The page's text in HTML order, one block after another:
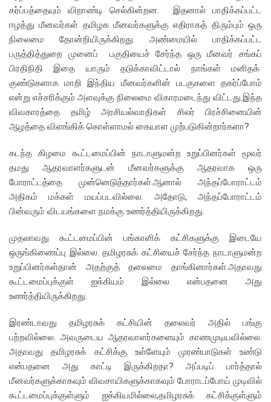
கர்ப்பத்தையும் விறாண்டி செல்கின்றன. இதனால் பாதிக்கப்பட்ட
ஈழத்து மீனவர்கள் தமிழக மீனவர்களுக்கு எதிராகத் திரும்பும் ஒரு
நிலைமை தோன்றியிருக்கிறது. அண்மையில் பாதிக்கப்பட்ட
பருத்தித்துறை முனைப் பகுதியைச் சேர்ந்த ஒரு மீனவர் சங்கப்
பிரதிநிதி இதை யாரும் தடுக்காவிட்டால் நாங்கள் மனிதக்
குண்டுகளாக மாறி இந்திய மீனவர்களின் படகுகளை தகர்ப்போம்
என்று எச்சரிக்கும் அளவுக்கு நிலைமை விகாரமடைந்து விட்டது.இந்த
விவகாரத்தை தமிழ் அரசியல்வாதிகள் சிலர் பிரச்சினையின்
ஆழத்தை விளங்கிக் கொள்ளாமல் கையாள முற்படுகின்றார்களா?
கடந்த கிழமை கூட்டமைப்பின் நாடாளுமன்ற உறுப்பினர்கள் மூவர்
தமது ஆதரவாளர்களுடன் மீனவர்களுக்கு ஆதரவாக ஒரு
போராட்டத்தை முன்னெடுத்தார்கள்.ஆனால் அந்தப்போராட்டம்
அதிகம் மக்கள் மயப்படவில்லை. அதோடு, அந்தப்போராட்டம்
பின்வரும் விடயங்களை நமக்கு உணர்த்தியிருக்கிறது.
முதலாவது கூட்டமைப்பின் பங்காளிக் கட்சிகளுக்கு இடையே
ஒருங்கிணைப்பு இல்லை. தமிழரசுக் கட்சியைச் சேர்ந்த நாடாளுமன்ற
உறுப்பினர்கள்தான் அதற்குத் தலைமை தாங்கினார்கள்.அதாவது
கூட்டமைப்புக்குள் ஐக்கியம் இல்லை என்பதனை அது
உணர்த்தியிருக்கிறது.
இரண்டாவது தமிழரசுக் கட்சியின் தலைவர் அதில் பங்கு
பற்றவில்லை. அவருடைய ஆதரவாளர்களையும் காணமுடியவில்லை.
அதாவது தமிழரசுக் கட்சிக்கு உள்ளேயும் முரண்பாடுகள் உண்டு
என்பதனை அது காட்டி இருக்கிறதா? அப்படிப் பார்த்தால்
மீனவர்களுக்காகவும் விவசாயிகளுக்காகவும் போராடப்போய் முடிவில்
கூட்டமைப்புக்குள்ளும் ஐக்கியமில்லை,தமிழரசுக் கட்சிக்குள்ளும்